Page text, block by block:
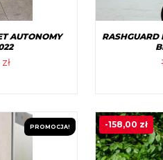
AUTONOMY
złAktualna
RASHGUARD
PROMOCJA! -158,00 zł